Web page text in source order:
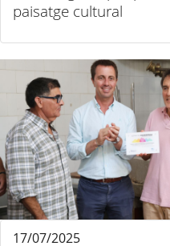
paisatge cultural
17/07/2025